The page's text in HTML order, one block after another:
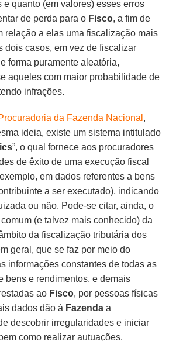
e quanto (em valores) esses erros
de perda para o Fisco, a fim de
relação a elas uma fiscalização mais
dois casos, em vez de fiscalizar
forma puramente aleatória,
aqueles com maior probabilidade de
infrações.
da Fazenda Nacional ,
ideia, existe um sistema intitulado
”, o qual fornece aos procuradores
de êxito de uma execução fiscal
em dados referentes a bens
a ser executado), indicando
ou não. Pode-se citar, ainda, o
(e talvez mais conhecido) da
da fiscalização tributária dos
geral, que se faz por meio do
informações constantes de todas as
bens e rendimentos, e demais
ao Fisco, por pessoas físicas
dados dão à Fazenda a
descobrir irregularidades e iniciar
como realizar autuações.